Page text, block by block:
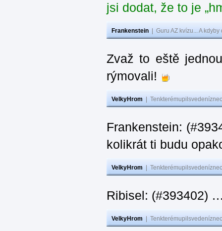
jsi dodat, že to je
Frankenstein Guru AZ kvízu... A
Zvaž to eště
rýmovali!
VelkyHrom
Frankenstein:
kolikrát ti budu
VelkyHrom
Ribisel: (#393402)
VelkyHrom